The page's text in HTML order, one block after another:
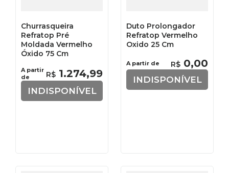
Churrasqueira
Refratop Pré
Moldada Vermelho
Óxido 75 Cm
A partir
de
R$ 1.274,99
INDISPONÍVEL
Duto Prolongador
Refratop Vermelho
Oxido 25 Cm
A partir de R$ 0,00
INDISPONÍVEL